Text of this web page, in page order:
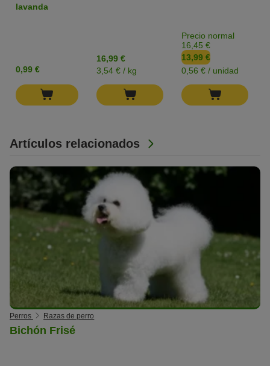
Artículos relacionados
Perros Razas de perro
Bichón Frisé
lavanda
0,99 €
16,99 €
3,54 € / kg
Precio normal
16,45 €
13,99 €
0,56 € / unidad